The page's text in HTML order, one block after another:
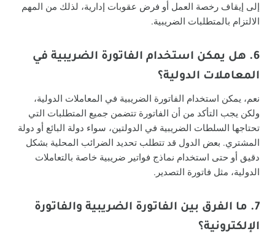
إلى إيقاف رخصة العمل أو فرض عقوبات إدارية، لذلك من المهم
الالتزام بالمتطلبات الضريبية.
6. هل يمكن استخدام الفاتورة الضريبية في
المعاملات الدولية؟
نعم، يمكن استخدام الفاتورة الضريبية في المعاملات الدولية،
ولكن يجب التأكد من أن الفاتورة تتضمن جميع المتطلبات التي
تحتاجها السلطات الضريبية في الدولتين، سواء دولة البائع أو دولة
المشتري. بعض الدول قد تتطلب تحديد الضرائب المحلية بشكل
دقيق أو حتى استخدام نماذج فواتير ضريبية خاصة بالتعاملات
الدولية، مثل فاتورة التصدير.
7. ما الفرق بين الفاتورة الضريبية والفاتورة
الإلكترونية؟